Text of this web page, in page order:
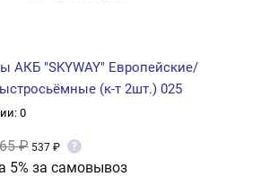
АКБ "SKYWAY" Европейские/
(к-т 2шт.) 025
0
₽ 537 ₽ ?
5% за самовывоз